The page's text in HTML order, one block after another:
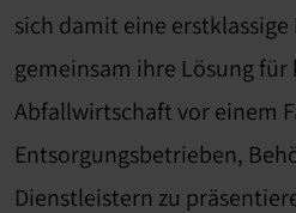
sich damit eine
gemeinsam ihre Lösung
Abfallwirtschaft vor einem
Entsorgungsbetrieben,
Dienstleistern zu